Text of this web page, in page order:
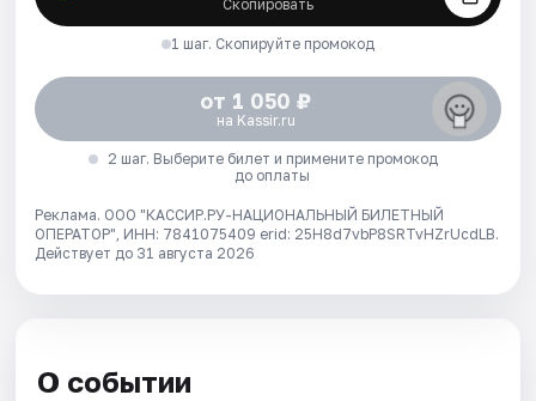
Скопировать
1 шаг. Скопируйте промокод
от 1 050 ₽
на Kassir.ru
2 шаг. Выберите билет и примените промокод
до оплаты
Реклама. ООО "КАССИР.РУ-НАЦИОНАЛЬНЫЙ БИЛЕТНЫЙ
ОПЕРАТОР", ИНН: 7841075409 erid: 25H8d7vbP8SRTvHZrUcdLB.
Действует до 31 августа 2026
О событии